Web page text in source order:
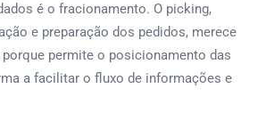
é o fracionamento. O picking,
e preparação dos pedidos, merece
permite o posicionamento das
a facilitar o fluxo de informações e